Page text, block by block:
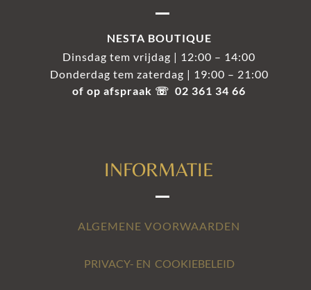
NESTA BOUTIQUE
Dinsdag tem vrijdag | 12:00 – 14:00
Donderdag tem zaterdag | 19:00 – 21:00
of op afspraak ☏ 02 361 34 66
INFORMATIE
ALGEMENE VOORWAARDEN
PRIVACY- EN COOKIEBELEID